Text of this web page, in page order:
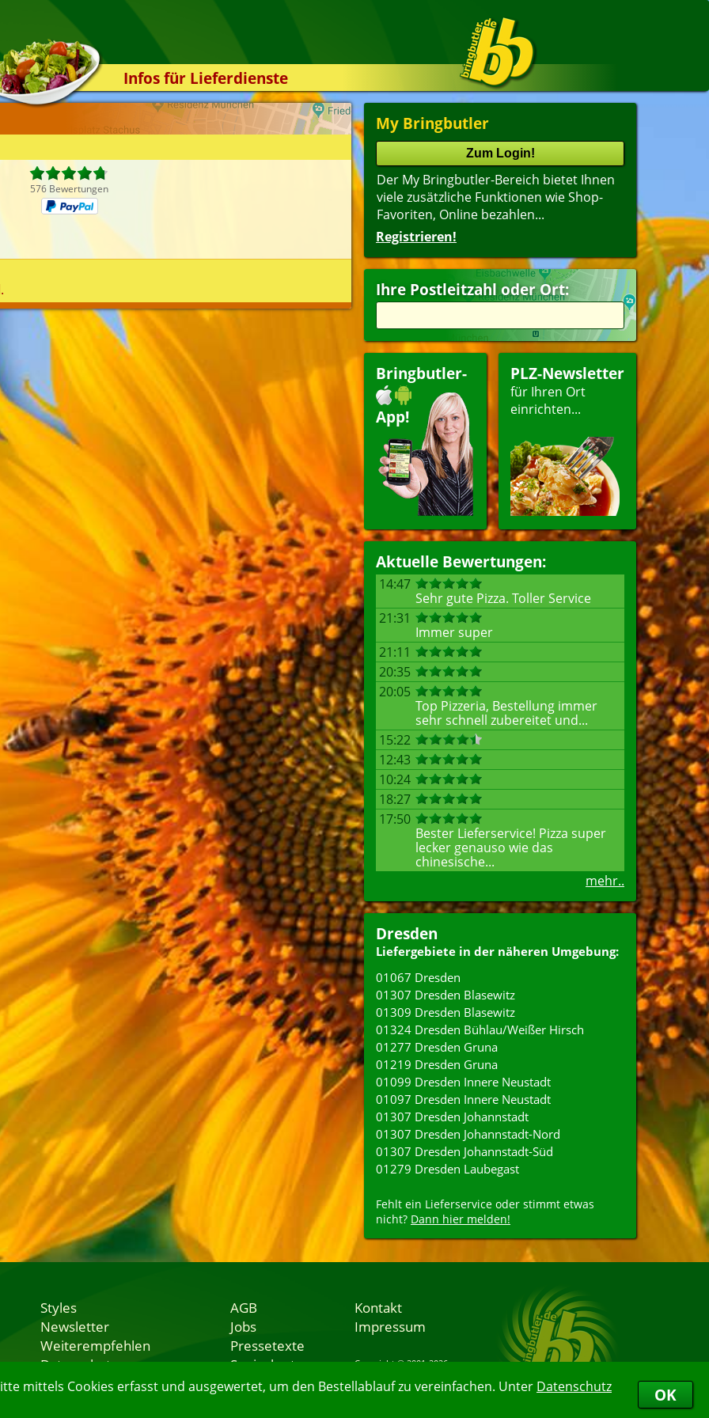
mittels Cookies erfasst und ausgewertet, um den Bestellablauf zu vereinfachen. Unter Datenschutz
OK
Infos für Lieferdienste
Kassensystem
Zuverlässigkeit
Übertragung
Styles
Kontakt
My Bringbutler
Der My Bringbutler-Bereich bietet Ihnen
viele zusätzliche Funktionen wie Shop-
Favoriten, Online bezahlen...
Registrieren!
Ihre Postleitzahl oder Ort:
Bringbutler-
App!
PLZ-Newsletter
für Ihren Ort
einrichten...
Aktuelle Bewertungen:
14:47
Sehr gute Pizza. Toller Service
21:31
Immer super
21:11
20:35
20:05
Top Pizzeria, Bestellung immer
sehr schnell zubereitet und...
15:22
12:43
10:24
18:27
17:50
Bester Lieferservice! Pizza super
lecker genauso wie das
chinesische...
mehr..
Dresden
Liefergebiete in der näheren Umgebung:
01067 Dresden
01307 Dresden Blasewitz
01309 Dresden Blasewitz
01324 Dresden Bühlau/Weißer Hirsch
01277 Dresden Gruna
01219 Dresden Gruna
01099 Dresden Innere Neustadt
01097 Dresden Innere Neustadt
01307 Dresden Johannstadt
01307 Dresden Johannstadt-Nord
01307 Dresden Johannstadt-Süd
01279 Dresden Laubegast
Fehlt ein Lieferservice oder stimmt etwas
nicht? Dann hier melden!
576 Bewertungen
Styles
Newsletter
Weiterempfehlen
Datenschutz
Nutzungsbedingungen
AGB
Jobs
Pressetexte
Speisekarten
Lieferservice
Kontakt
Impressum
Copyright © 2001-2026
07.08.2026 16:32:34